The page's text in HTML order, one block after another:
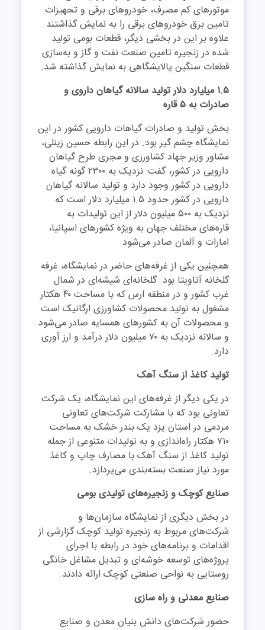
موتورهای کم مصرف، خودروهای برقی و تجهیزات
تامین برق خودروهای برقی را به نمایش گذاشتند.
علاوه بر این در بخشی دیگر، قطعات بومی تولید
شده در زنجیره تامین صنعت نفت و گاز و به‌سازی
قطعات سنگین پالایشگاهی به نمایش گذاشته شد.
۱.۵ میلیارد دلار تولید سالانه گیاهان داروی و
صادرات به ۵ قاره
بخش تولید و صادرات گیاهات دارویی کشور در این
نمایشگاه چشم گیر بود. در این رابطه حسین زینلی،
مشاور وزیر جهاد کشاورزی و مجری طرح گیاهان
دارویی در کشور، گفت: نزدیک به ۲۳۰۰ گونه گیاه
دارویی در کشور وجود دارد و تولید سالانه گیاهان
دارویی در کشور حدود ۱.۵ میلیارد دلار است که
نزدیک به ۵۰۰ میلیون دلار از این تولیدات به
قاره‌های مختلف جهان به ویژه کشورهای اسپانیا،
امارات و آلمان صادر می‌شود.
همچنین یکی از غرفه‌های حاضر در نمایشگاه، غرفه
گلخانه آتاویتا بود. گلخانه‌ای شیشه‌ای در شمال
غرب کشور و در منطقه ارس که با مساحت ۴۰ هکتار
مشغول به تولید محصولات کشاورزی ارگانیک است
و محصولات آن به کشورهای همسایه صادر می‌شود
و سالانه نزدیک به ۷۰ میلیون دلار درآمد و ارز آوری
دارد.
تولید کاغذ از سنگ آهک
در یکی دیگر از غرفه‌های این نمایشگاه، یک شرکت
تعاونی بود که با مشارکت شرکت‌های تعاونی
مردمی در استان یزد یک بندر خشک به مساحت
۷۱۰ هکتار راه‌اندازی و به تولیدات متنوعی از جمله
تولید کاغذ از سنگ آهک با مصارف چاپ و کاغذ
مورد نیاز صنعت بسته‌بندی می‌پردازد.
صنایع کوچک و زنجیره‌های تولیدی بومی
در بخش دیگری از نمایشگاه سازمان‌ها و
شرکت‌های مربوط به زنجیره تولید کوچک گزارشی از
اقدامات و برنامه‌های خود در رابطه با اجرای
پروژه‌های توسعه خوشه‌ای و تبدیل مشاغل خانگی
روستایی به نواحی صنعتی کوچک ارائه دادند.
صنایع معدنی و راه سازی
حضور شرکت‌های دانش بنیان معدن و صنایع